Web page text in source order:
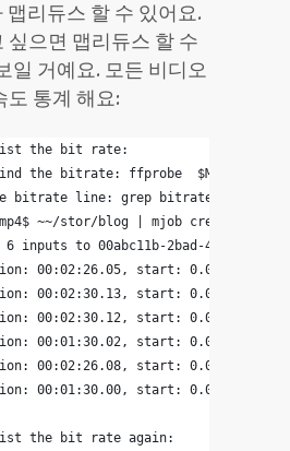
맵리듀스 할 수 있어요.
싶으면 맵리듀스 할 수
일 거예요. 모든 비디오
도 통계 해요:
the bit rate:
the bitrate: ffprobe
bitrate line: grep bitrate
~~/stor/blog | mjob create -o -m
6 inputs to 00abc11b-2bad-405c-8add-
00:02:26.05, start: 0.000000,
00:02:30.13, start: 0.000000,
00:02:30.12, start: 0.021333,
00:01:30.02, start: 0.023220,
00:02:26.08, start: 0.021333,
00:01:30.00, start: 0.000000,
the bit rate again: